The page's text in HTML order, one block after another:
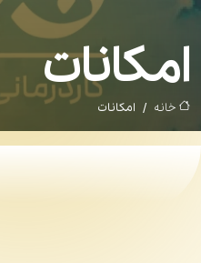
امکانات
خانه امکانات